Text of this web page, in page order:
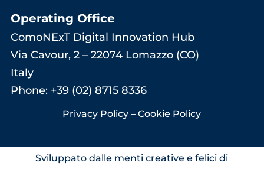
Operating Office
ComoNExT Digital Innovation Hub
Via Cavour, 2 – 22074 Lomazzo (CO)
Italy
Phone: +39 (02) 8715 8336
Privacy Policy –Cookie Policy
Sviluppato dalle menti creative e felici di